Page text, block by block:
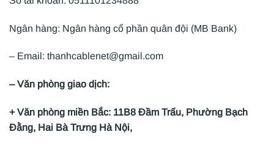
Ngân hàng: Ngân hàng cổ phần quân đội (MB Bank)
– Email: thanhcablenet@gmail.com
– Văn phòng giao dịch:
+ Văn phòng miền Bắc: 11B8 Đầm Trấu, Phường Bạch
Đằng, Hai Bà Trưng Hà Nội,